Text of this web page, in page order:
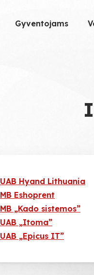
Gyventojams
UAB Hyand Lithuania
MB Eshoprent
MB „Kado sistemos”
UAB „Itoma”
UAB „Epicus IT”